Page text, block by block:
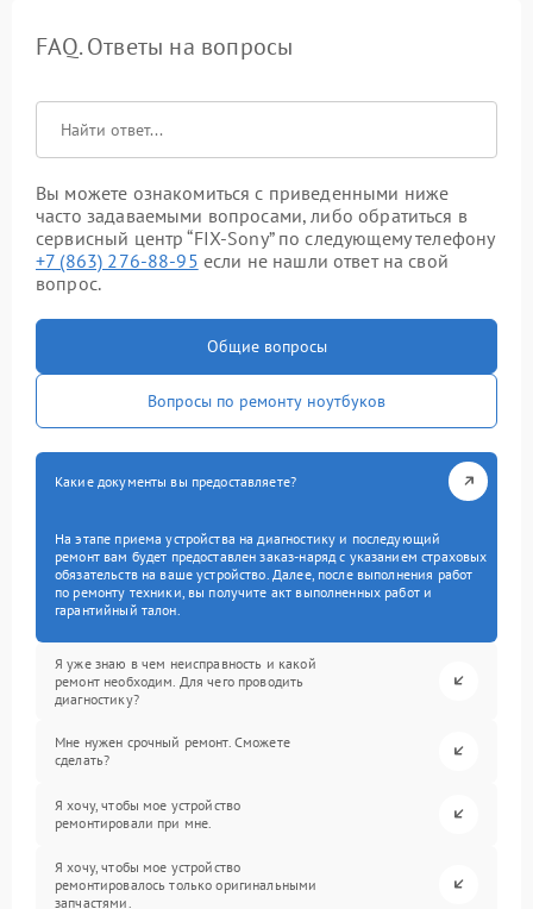
FAQ. Ответы на вопросы
Вы можете ознакомиться с приведенными ниже
часто задаваемыми вопросами, либо обратиться в
сервисный центр “FIX-Sony” по следующему телефону
+7 (863) 276-88-95 если не нашли ответ на свой
вопрос.
Общие вопросы
Вопросы по ремонту ноутбуков
Какие документы вы предоставляете?
На этапе приема устройства на диагностику и последующий
ремонт вам будет предоставлен заказ-наряд с указанием страховых
обязательств на ваше устройство. Далее, после выполнения работ
по ремонту техники, вы получите акт выполненных работ и
гарантийный талон.
Я уже знаю в чем неисправность и какой
ремонт необходим. Для чего проводить
диагностику?
Мне нужен срочный ремонт. Сможете
сделать?
Я хочу, чтобы мое устройство
ремонтировали при мне.
Я хочу, чтобы мое устройство
ремонтировалось только оригинальными
запчастями.